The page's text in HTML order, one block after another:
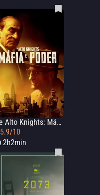
The Alto Knights: Máfia e Poder
5.9/10
2h2min